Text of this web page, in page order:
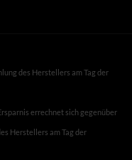
des Herstellers am Tag der
errechnet sich gegenüber
Herstellers am Tag der